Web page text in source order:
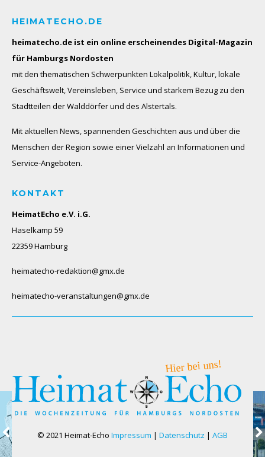
HEIMATECHO.DE
heimatecho.de ist ein online erscheinendes Digital-Magazin
für Hamburgs Nordosten
mit den thematischen Schwerpunkten Lokalpolitik, Kultur, lokale
Geschäftswelt, Vereinsleben, Service und starkem Bezug zu den
Stadtteilen der Walddörfer und des Alstertals.
Mit aktuellen News, spannenden Geschichten aus und über die
Menschen der Region sowie einer Vielzahl an Informationen und
Service-Angeboten.
KONTAKT
HeimatEcho e.V. i.G.
Haselkamp 59
22359 Hamburg
heimatecho-redaktion@gmx.de
heimatecho-veranstaltungen@gmx.de
© 2021 Heimat-Echo Impressum | Datenschutz | AGB